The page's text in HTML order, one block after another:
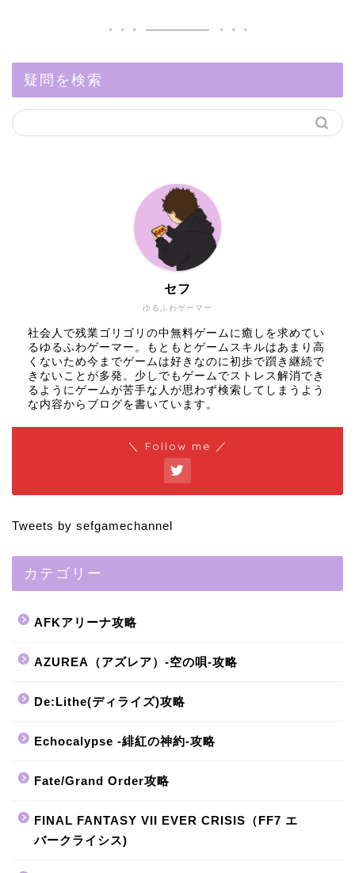
疑問を検索
ゆるふわゲーマー
セフ
社会人で残業ゴリゴリの中無料ゲームに癒しを求めてい
るゆるふわゲーマー。もともとゲームスキルはあまり高
くないため今までゲームは好きなのに初歩で躓き継続で
きないことが多発。少しでもゲームでストレス解消でき
るようにゲームが苦手な人が思わず検索してしまうよう
な内容からブログを書いています。
＼ Follow me ／
Tweets by sefgamechannel
カテゴリー
AFKアリーナ攻略
AZUREA（アズレア）-空の唄-攻略
De:Lithe(ディライズ)攻略
Echocalypse -緋紅の神約-攻略
Fate/Grand Order攻略
FINAL FANTASY VII EVER CRISIS（FF7 エ
バークライシス)